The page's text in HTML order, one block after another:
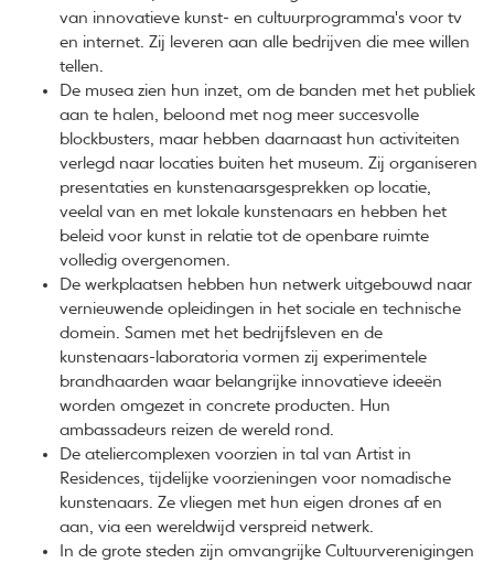
van innovatieve kunst- en cultuurprogramma's voor tv
en internet. Zij leveren aan alle bedrijven die mee willen
tellen.
De musea zien hun inzet, om de banden met het publiek
aan te halen, beloond met nog meer succesvolle
blockbusters, maar hebben daarnaast hun activiteiten
verlegd naar locaties buiten het museum. Zij organiseren
presentaties en kunstenaarsgesprekken op locatie,
veelal van en met lokale kunstenaars en hebben het
beleid voor kunst in relatie tot de openbare ruimte
volledig overgenomen.
De werkplaatsen hebben hun netwerk uitgebouwd naar
vernieuwende opleidingen in het sociale en technische
domein. Samen met het bedrijfsleven en de
kunstenaars-laboratoria vormen zij experimentele
brandhaarden waar belangrijke innovatieve ideeën
worden omgezet in concrete producten. Hun
ambassadeurs reizen de wereld rond.
De ateliercomplexen voorzien in tal van Artist in
Residences, tijdelijke voorzieningen voor nomadische
kunstenaars. Ze vliegen met hun eigen drones af en
aan, via een wereldwijd verspreid netwerk.
In de grote steden zijn omvangrijke Cultuurverenigingen